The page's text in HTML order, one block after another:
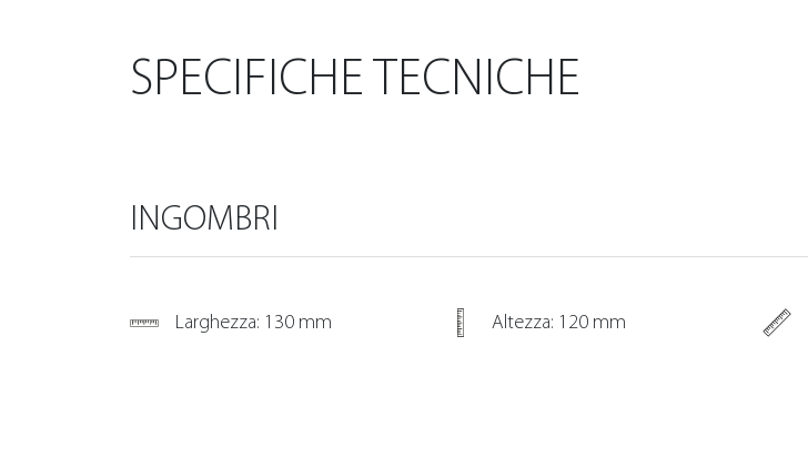
SPECIFICHE TECNICHE
INGOMBRI
Larghezza: 130 mm Altezza: 120 mm